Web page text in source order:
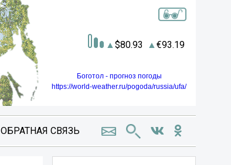
80.93 93.19
Боготол - прогноз погоды
https://world-weather.ru/pogoda/russia/ufa/
ОБРАТНАЯ СВЯЗЬ